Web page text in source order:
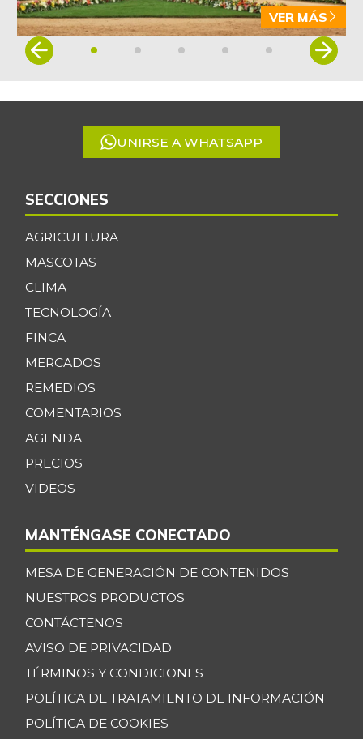
VER MÁS
Item
5
UNIRSE A WHATSAPP
SECCIONES
AGRICULTURA
MASCOTAS
CLIMA
TECNOLOGÍA
FINCA
MERCADOS
REMEDIOS
COMENTARIOS
AGENDA
PRECIOS
VIDEOS
MANTÉNGASE CONECTADO
MESA DE GENERACIÓN DE CONTENIDOS
NUESTROS PRODUCTOS
CONTÁCTENOS
AVISO DE PRIVACIDAD
TÉRMINOS Y CONDICIONES
POLÍTICA DE TRATAMIENTO DE INFORMACIÓN
POLÍTICA DE COOKIES